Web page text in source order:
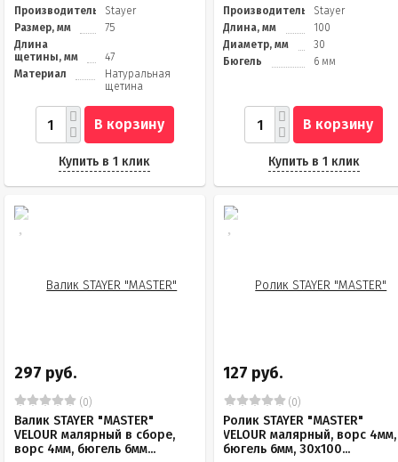
Производитель
Stayer
Размер, мм
75
Длина
щетины, мм
47
Материал
Натуральная
щетина
В корзину
Купить в 1 клик
Производитель
Stayer
Длина, мм
100
Диаметр, мм
30
Бюгель
6 мм
В корзину
Купить в 1 клик
297 руб.
(0)
Валик STAYER "MASTER"
VELOUR малярный в сборе,
ворс 4мм, бюгель 6мм...
127 руб.
(0)
Ролик STAYER "MASTER"
VELOUR малярный, ворс 4мм,
бюгель 6мм, 30х100...